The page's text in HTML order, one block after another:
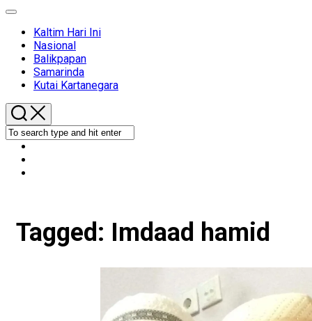
Expand
Kaltim Hari Ini
Nasional
Balikpapan
Samarinda
Kutai Kartanegara
Tagged: Imdaad hamid